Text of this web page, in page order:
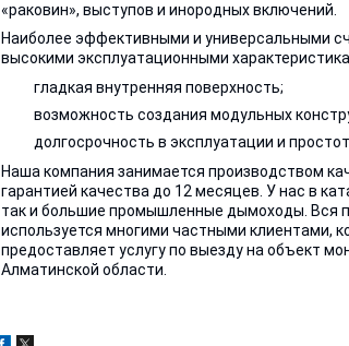
«раковин», выступов и инородных включений.
Наиболее эффективными и универсальными
высокими эксплуатационными
гладкая внутренняя поверхность;
возможность создания модульных
долгосрочность в эксплуатации и
Наша компания занимается производством
гарантией качества до 12 месяцев. У нас в
так и большие промышленные дымоходы. Вся
используется многими частными клиентами,
предоставляет услугу по выезду на объект
Алматинской области.